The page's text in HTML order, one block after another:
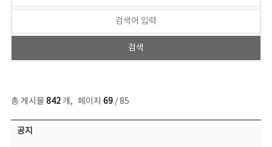
총 게시물 842개, 페이지 69/ 85
공지사항 목록 - 번호, 제목, 작성자, 파일, 조회수, 작성일 정보 제공
공지